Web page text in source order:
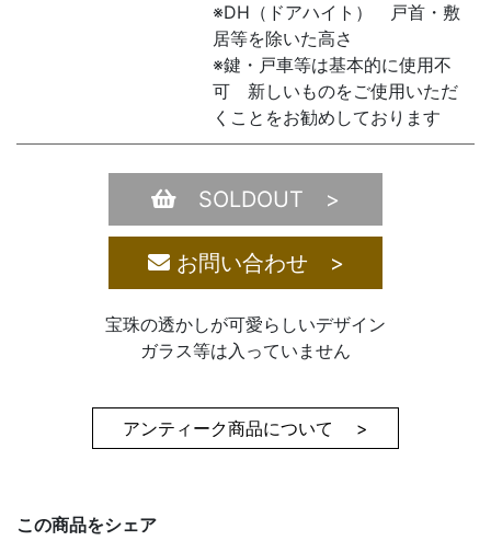
※DH（ドアハイト） 戸首・敷
居等を除いた高さ
※鍵・戸車等は基本的に使用不
可 新しいものをご使用いただ
くことをお勧めしております
SOLDOUT >
お問い合わせ >
宝珠の透かしが可愛らしいデザイン
ガラス等は入っていません
アンティーク商品について >
この商品をシェア